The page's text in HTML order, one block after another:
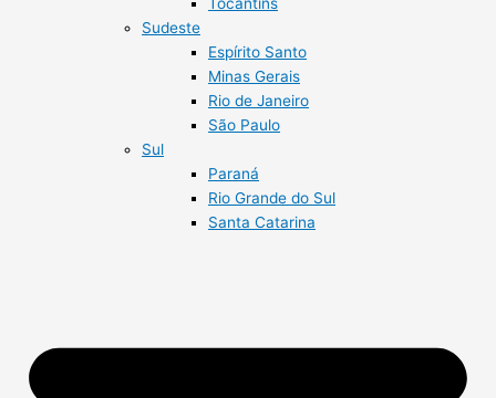
Sudeste
Espírito Santo
Minas Gerais
Rio de Janeiro
São Paulo
Sul
Paraná
Rio Grande do Sul
Santa Catarina